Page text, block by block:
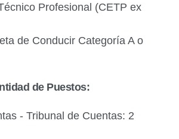
Profesional (CETP ex
de Conducir Categoría A o
de Puestos:
- Tribunal de Cuentas: 2